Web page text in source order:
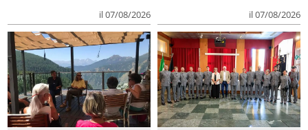
il 07/08/2026 il 07/08/2026